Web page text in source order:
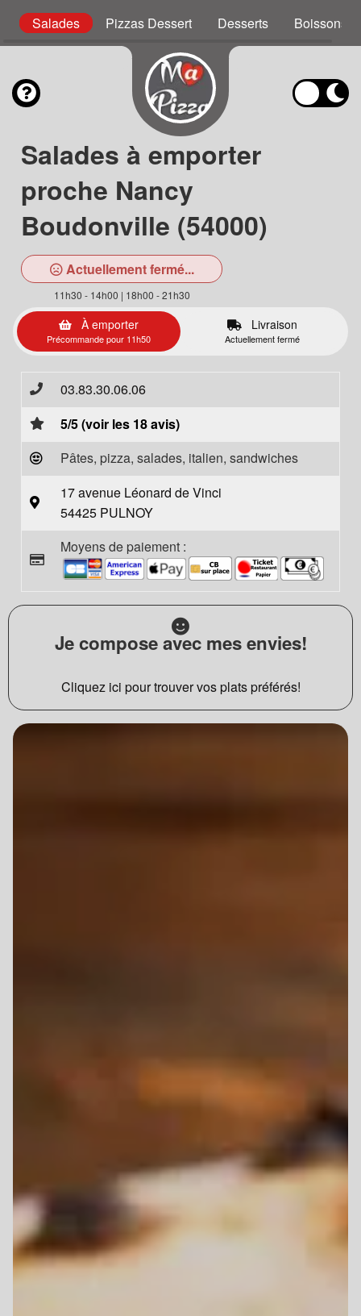
Salades Pizzas Dessert Desserts Boissons
Salades à emporter
proche Nancy
Boudonville (54000)
Actuellement fermé...
11h30 - 14h00 | 18h00 - 21h30
À emporter
Précommande pour 11h50
Livraison
Actuellement fermé
03.83.30.06.06
5/5 (voir les 18 avis)
Pâtes, pizza, salades, italien, sandwiches
17 avenue Léonard de Vinci
54425 PULNOY
Moyens de paiement :
Je compose avec mes envies!
Cliquez ici pour trouver vos plats préférés!